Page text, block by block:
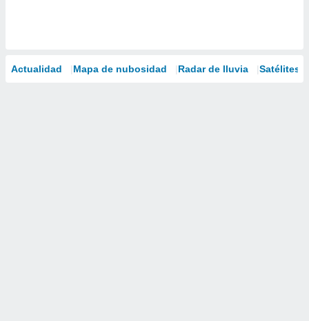
Actualidad Mapa de nubosidad Radar de lluvia Satélites